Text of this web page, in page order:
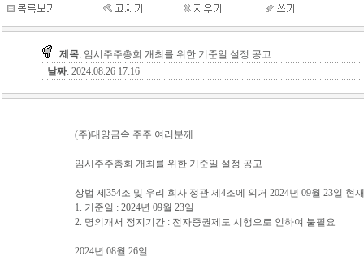
제목: 임시주주총회 개최를 위한 기준일 설정 공고
날짜: 2024.08.26 17:16
(주)대양금속 주주 여러분께
임시주주총회 개최를 위한 기준일 설정 공고
상법 제354조 및 우리 회사 정관 제4조에 의거 2024년 09월 23일
1. 기준일 : 2024년 09월 23일
2. 명의개서 정지기간 : 전자증권제도 시행으로 인하여 불필요
2024년 08월 26일